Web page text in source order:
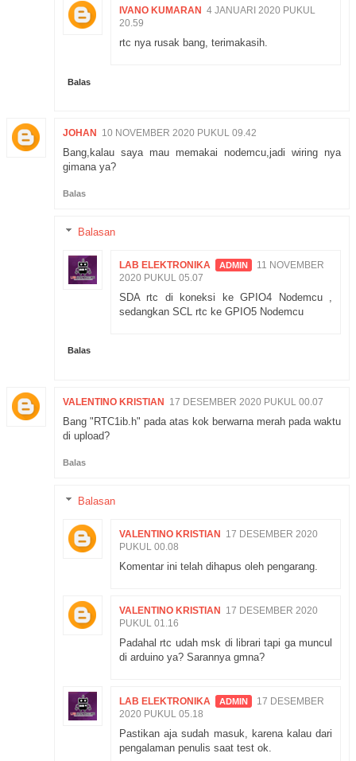
IVANO KUMARAN 4 JANUARI 2020 PUKUL
20.59
rtc nya rusak bang, terimakasih.
Balas
JOHAN 10 NOVEMBER 2020 PUKUL 09.42
Bang,kalau saya mau memakai nodemcu,jadi wiring nya
gimana ya?
Balas
Balasan
LAB ELEKTRONIKA
11 NOVEMBER
2020 PUKUL 05.07
SDA rtc di koneksi ke GPIO4 Nodemcu ,
sedangkan SCL rtc ke GPIO5 Nodemcu
Balas
VALENTINO KRISTIAN 17 DESEMBER 2020 PUKUL 00.07
Bang "RTC1ib.h" pada atas kok berwarna merah pada waktu
di upload?
Balas
Balasan
VALENTINO KRISTIAN 17 DESEMBER 2020
PUKUL 00.08
Komentar ini telah dihapus oleh pengarang.
VALENTINO KRISTIAN 17 DESEMBER 2020
PUKUL 01.16
Padahal rtc udah msk di librari tapi ga muncul
di arduino ya? Sarannya gmna?
LAB ELEKTRONIKA
17 DESEMBER
2020 PUKUL 05.18
Pastikan aja sudah masuk, karena kalau dari
pengalaman penulis saat test ok.